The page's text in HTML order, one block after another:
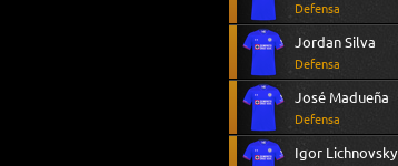
Defensa
Jordan Silva
Defensa
José Madueña
Defensa
Igor Lichnovsky